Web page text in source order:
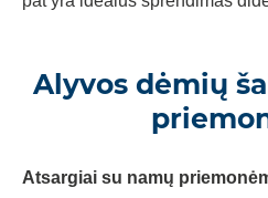
Alyvos dėmių
Atsargiai su namų